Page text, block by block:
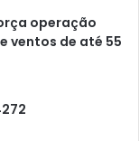
operação
ventos de até 55